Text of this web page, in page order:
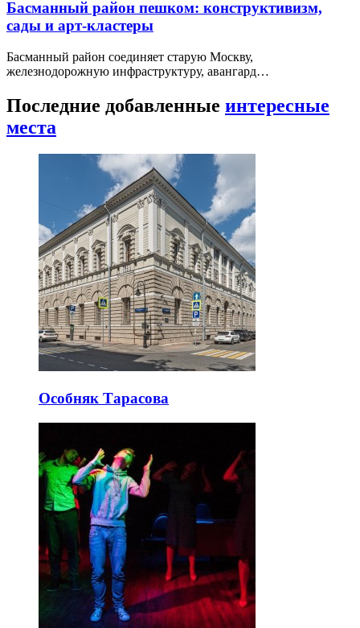
Басманный район пешком: конструктивизм,
сады и арт-кластеры
Басманный район соединяет старую Москву,
железнодорожную инфраструктуру, авангард…
Последние добавленные интересные
места
Особняк Тарасова